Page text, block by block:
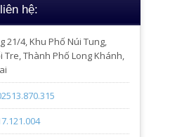
hệ:
21/4, Khu Phố Núi Tung,
Tre, Thành Phố Long Khánh,